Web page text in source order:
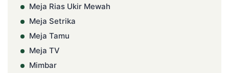
Meja Rias Ukir Mewah
Meja Setrika
Meja Tamu
Meja TV
Mimbar